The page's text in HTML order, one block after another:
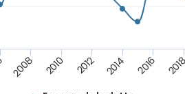
2008 2010 2012 2014 2016 2018